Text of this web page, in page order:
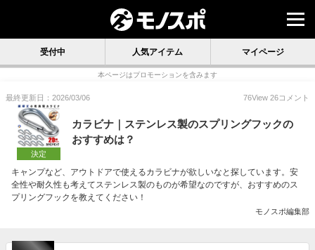
受付中 人気アイテム マイページ
本ページはプロモーションを含みます
最終更新日：2026/03/06 76View 26コメント
決定
カラビナ｜ステンレス製のスプリングフックの
おすすめは？
キャンプなど、アウトドアで使えるカラビナが欲しいなと探しています。安
全性や耐久性も考えてステンレス製のものが希望なのですが、おすすめのス
プリングフックを教えてください！
モノスポ編集部